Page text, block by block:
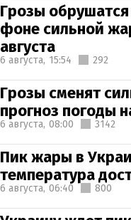
Грозы обрушатся
фоне сильной
августа
6 августа, 15:54 292
Грозы сменят
прогноз погоды
6 августа, 08:00 3142
Пик жары в
температура
6 августа, 06:40 800